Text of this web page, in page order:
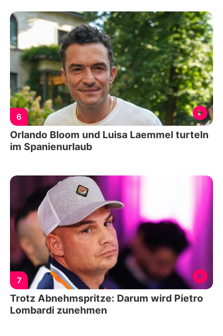
6
Orlando Bloom und Luisa Laemmel turteln
im Spanienurlaub
7
Trotz Abnehmspritze: Darum wird Pietro
Lombardi zunehmen